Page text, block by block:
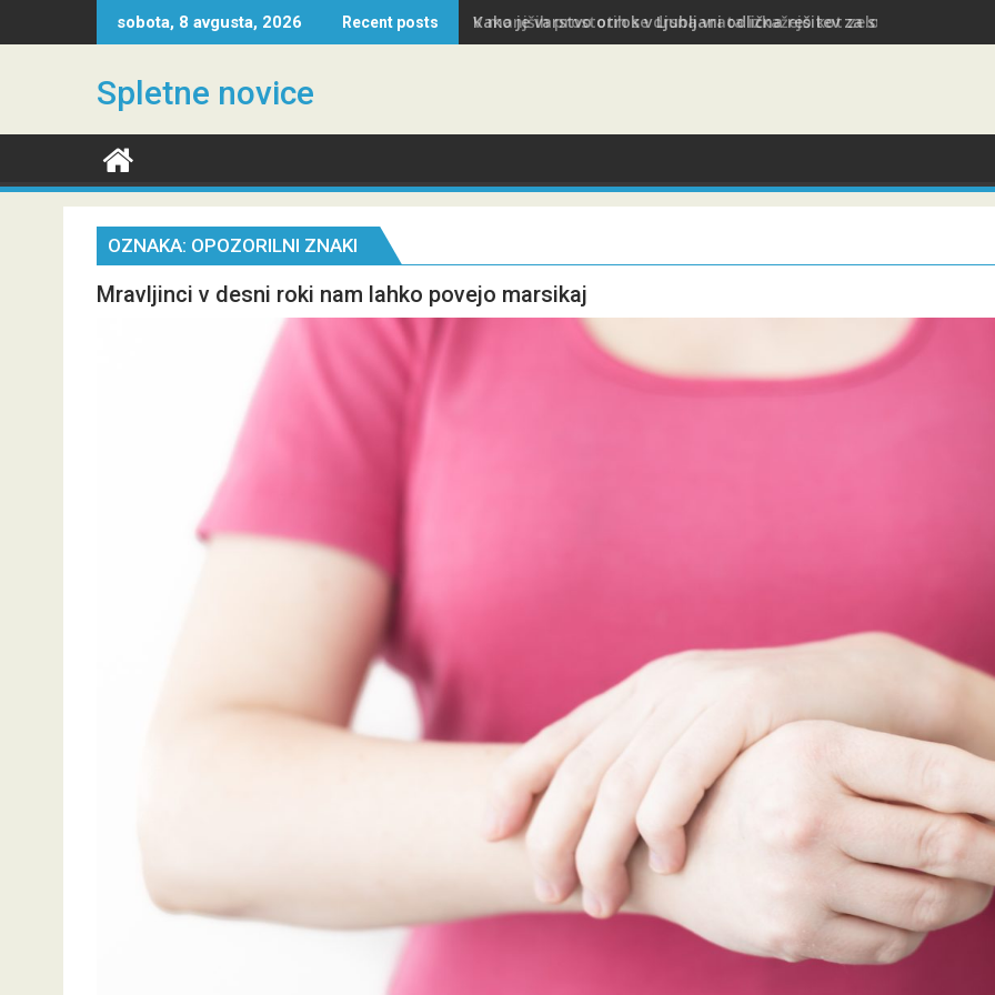
to
sobota, 8 avgusta, 2026 Recent posts Kako je varstvo otrok v Ljubljani odlična rešitev za starše med
Spletne novice
OZNAKA: OPOZORILNI ZNAKI
Mravljinci v desni roki nam lahko povejo marsikaj